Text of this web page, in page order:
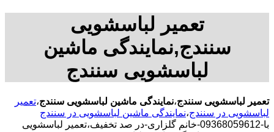
تعمیر لباسشویی
سنندج,نمایندگی ماشین
لباسشویی سنندج
تعمیر لباسشویی سنندج،نمایندگی ماشین لباسشویی سنندج،تعمیر
لباسشویی در سنندج،نمایندگی ماشین لباسشویی در سنندج
با-09368059612-خانم گلزاری-در صد تخفیف،تعمیر لباسشویی